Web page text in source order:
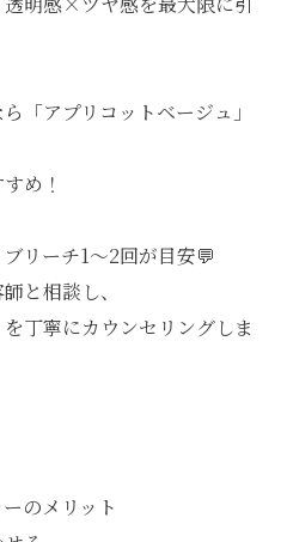
「アプリコットベージュ」
め！
リーチ1〜2回が目安💬
と相談し、
丁寧にカウンセリングしま
のメリット